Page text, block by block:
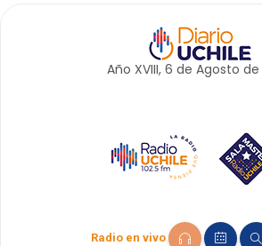
Año XVIII, 6 de Agosto de
Radio en vivo